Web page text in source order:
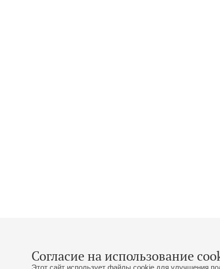
Согласие на использование
Этот сайт использует файлы cookie для улучшения